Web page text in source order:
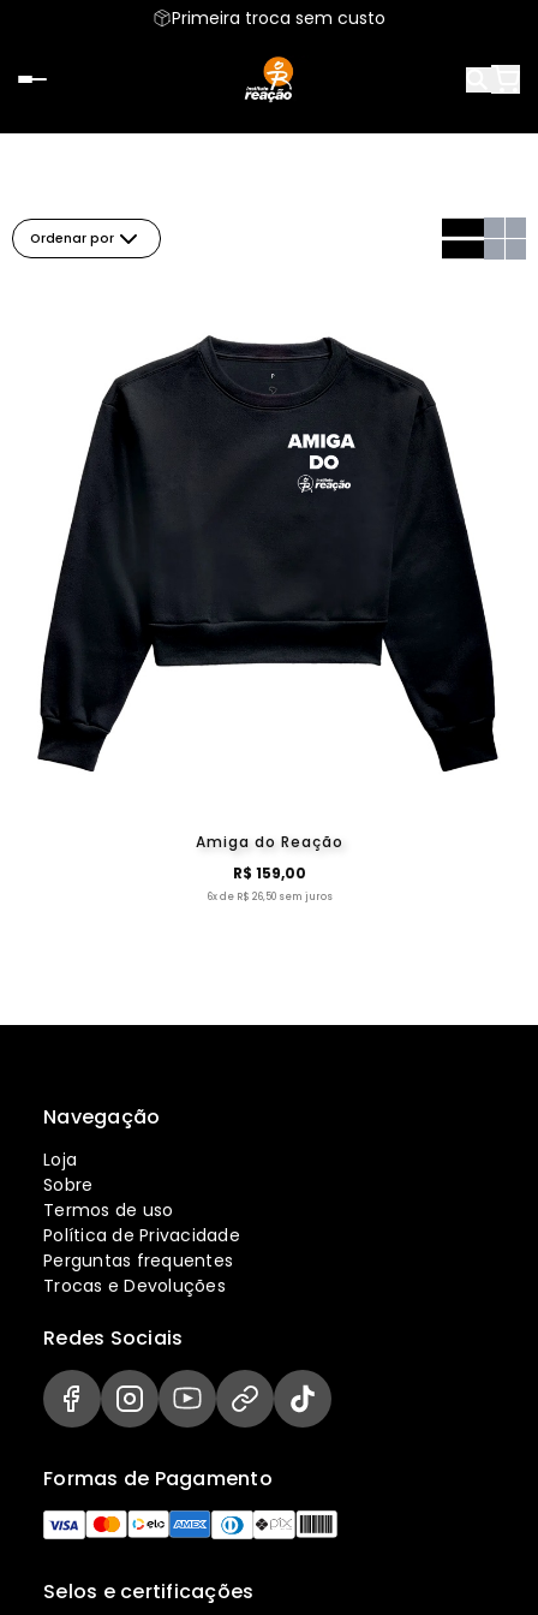
Primeira troca sem custo
Ordenar por
Amiga do Reação
R$ 159,00
6x de R$ 26,50 sem juros
Navegação
Loja
Sobre
Termos de uso
Política de Privacidade
Perguntas frequentes
Trocas e Devoluções
Selos e certificações
Formas de Pagamento
Redes Sociais